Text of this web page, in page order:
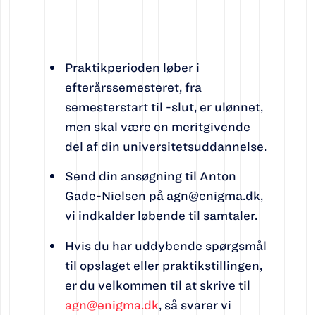
Praktikperioden løber i
efterårssemesteret, fra
semesterstart til -slut, er ulønnet,
men skal være en meritgivende
del af din universitetsuddannelse.
Send din ansøgning til Anton
Gade-Nielsen på agn@enigma.dk,
vi indkalder løbende til samtaler.
Hvis du har uddybende spørgsmål
til opslaget eller praktikstillingen,
er du velkommen til at skrive til
agn@enigma.dk, så svarer vi